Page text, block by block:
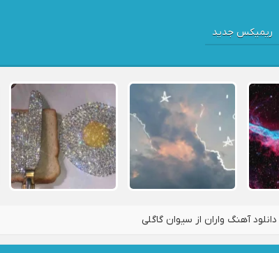
ریمیکس جدید
دانلود آهنگ واران از سیوان گاگلی